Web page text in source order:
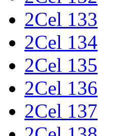
2Cel 133
2Cel 134
2Cel 135
2Cel 136
2Cel 137